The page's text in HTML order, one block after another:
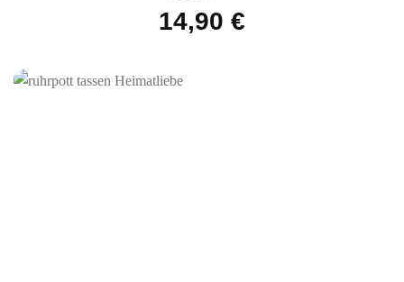
Bewertet
mit5von 5
14,90 €